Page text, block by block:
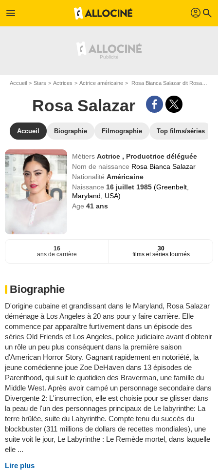
menu profil search
Accueil Stars Actrices Actrice américaine Rosa Bianca Salazar dit Rosa Salazar
Rosa Salazar
Accueil Biographie Filmographie Top films/séries
MétiersActrice , Productrice déléguée
Nom de naissance Rosa Bianca Salazar
NationalitéAméricaine
Naissance 16 juillet 1985(Greenbelt,
Maryland, USA)
Age41 ans
16
ans de carrière
30
films et séries tournés
Biographie
D'origine cubaine et grandissant dans le Maryland, Rosa Salazar
déménage à Los Angeles à 20 ans pour y faire carrière. Elle
commence par apparaître furtivement dans un épisode des
séries Old Friends et Los Angeles, police judiciaire avant d'obtenir
un rôle un peu plus conséquent dans la première saison
d'American Horror Story. Gagnant rapidement en notoriété, la
jeune comédienne joue Zoe DeHaven dans 13 épisodes de
Parenthood, qui suit le quotidien des Braverman, une famille du
Middle West. Après avoir campé un personnage secondaire dans
Divergente 2: L'insurrection, elle est choisie pour se glisser dans
la peau de l'un des personnages principaux de Le labyrinthe: La
terre brûlée, suite du Labyrinthe. Compte tenu du succès du
blockbuster (311 millions de dollars de recettes mondiales), une
suite voit le jour, Le Labyrinthe : Le Remède mortel, dans laquelle
elle ...
Lire plus